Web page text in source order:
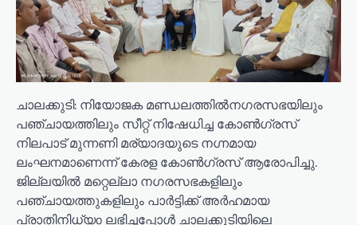
ചാലക്കുടി: നിയോജക മണ്ഡലത്തിൽനഗരസഭയിലും
പഞ്ചായത്തിലും സീറ്റ് നിഷേധിച്ച കോൺഗ്രസ്
നിലപാട് മുന്നണി മര്യാദയുടെ നഗ്നമായ
ലംഘനമാണെന്ന് കേരള കോൺഗ്രസ് ആരോപിച്ചു.
ജില്ലയിൽ മറ്റെല്ലാ നഗരസഭകളിലും
പഞ്ചായത്തുകളിലും പാർട്ടിക്ക് അർഹമായ
പ്രാതിനിധ്യo ലഭിച്ചപ്പോൾ ചാലക്കുടിയിലെ